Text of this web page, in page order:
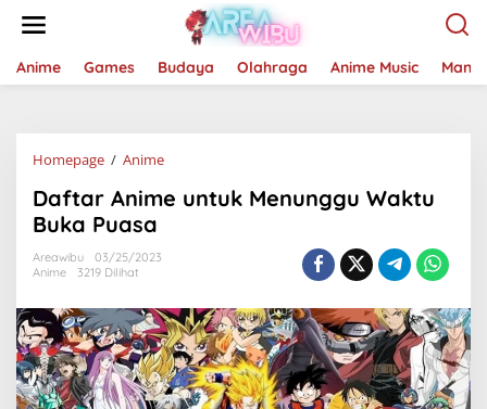
Anime Games Budaya Olahraga Anime Music
Homepage / AnimeDaftar
untuk
Daftar Anime untuk Menunggu Waktu
Buka Puasa
Areawibu
03/25/2023
Anime
3219 Dilihat